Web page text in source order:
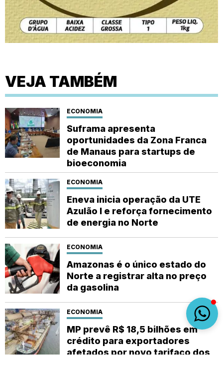
VEJA TAMBÉM
ECONOMIA
Suframa apresenta
oportunidades da Zona Franca
de Manaus para startups de
bioeconomia
ECONOMIA
Eneva inicia operação da UTE
Azulão I e reforça fornecimento
de energia no Norte
ECONOMIA
Amazonas é o único estado do
Norte a registrar alta no preço
da gasolina
ECONOMIA
MP prevê R$ 18,5 bilhões em
crédito para exportadores
afetados por novo tarifaço dos